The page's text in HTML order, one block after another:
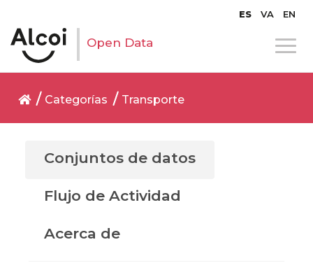
ES VA EN
Open Data
Categorías Transporte
Conjuntos de datos
Flujo de Actividad
Acerca de